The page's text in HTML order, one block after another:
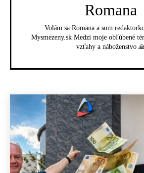
Romana
Volám sa Romana a som
Mysmezeny.sk Medzi moje obľúbené
vzťahy a náboženstvo